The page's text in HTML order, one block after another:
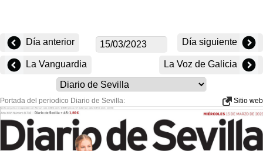
Día anterior Día siguiente
La Vanguardia La Voz de Galicia
Portada del periodico Diario de Sevilla: Sitio web